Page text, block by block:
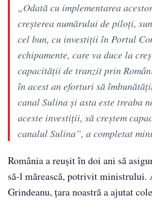
„Odată cu implementarea
creşterea numărului de piloţi,
cel bun, cu investiţii în Portul
echipamente, care va duce la
capacităţii de tranzit prin
în acest an eforturi să
canal Sulina şi asta este treaba
aceste investiţii, să creştem
canalul Sulina”, a completat
România a reuşit în doi ani să
să-l mărească, potrivit ministrului.
Grindeanu, țara noastră a ajutat